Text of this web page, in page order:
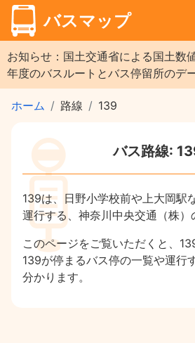
バスマップ
お知らせ：国土交通省による国土数
年度のバスルートとバス停留所のデ
ホーム 路線 139
バス路線:
139は、日野小学校前や上大岡駅
運行する、神奈川中央交通（株）
このページをご覧いただくと、
139が停まるバス停の一覧や運行
分かります。